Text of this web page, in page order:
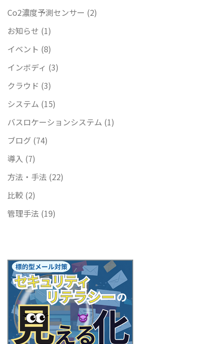
Co2濃度予測センサー (2)
お知らせ (1)
イベント (8)
インボディ (3)
クラウド (3)
システム (15)
バスロケーションシステム (1)
ブログ (74)
導入 (7)
方法・手法 (22)
比較 (2)
管理手法 (19)